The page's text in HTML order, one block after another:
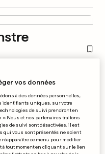
se
à Sofia
vos données
à des données personnelles,
identifiants uniques, sur votre
de suivi prendront en
« Nous et nos partenaires traitons
de suivi sont désactivées, il est
qui vous sont présentés ne soient
ce menu pour modifier
à tout moment en cliquant sur le lien